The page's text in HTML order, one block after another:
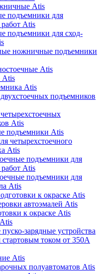
Atis
подъемники для
Atis
подъемники для сход-
ножничные подъемники
Atis
Atis
Atis
подъемников
Atis
подъемники Atis
четырехстоечного
Atis
подъемники для
Atis
подъемники для
Atis
к окраске Atis
автоэмалей Atis
к окраске Atis
зарядные устройства
током от 350А
Atis
полуавтоматов Atis